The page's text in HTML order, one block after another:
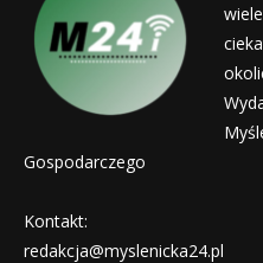
Gospodarczego
Kontakt:
redakcja@myslenicka24.pl